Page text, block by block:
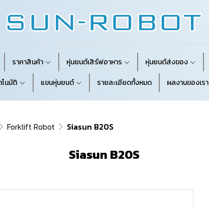
ราคาสินค้า หุ่นยนต์เสิร์ฟอาหาร หุ่นยนต์ส่งของ
นมัติ แขนหุ่นยนต์ รายละเอียดทั้งหมด ผลงานของเรา
Forklift Robot Siasun B20S
Siasun B20S